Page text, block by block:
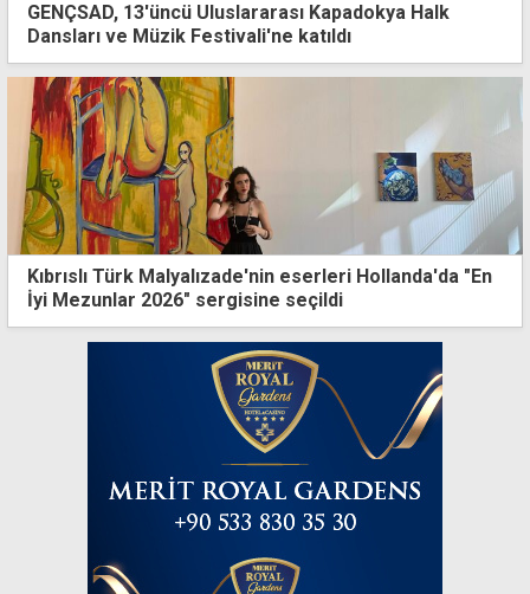
GENÇSAD, 13'üncü Uluslararası Kapadokya Halk
Dansları ve Müzik Festivali'ne katıldı
Kıbrıslı Türk Malyalızade'nin eserleri Hollanda'da "En
İyi Mezunlar 2026" sergisine seçildi